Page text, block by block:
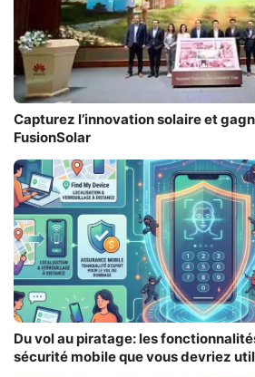
Capturez l’innovation solaire et
FusionSolar
Du vol au piratage: les
sécurité mobile que vous devriez